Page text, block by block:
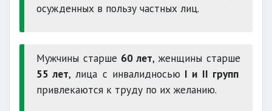
осужденных в пользу частных лиц.
Мужчины старше 60 лет, женщины старше
55 лет, лица с инвалидносью I и II групп
привлекаются к труду по их желанию.